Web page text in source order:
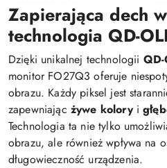
Zapierająca dech
technologia QD-
Dzięki unikalnej technologii
monitor FO27Q3 oferuje
obrazu. Każdy piksel jest
zapewniając żywe koloryi
Technologia ta nie tylko
obrazu, ale również wpływa na
długowieczność urządzenia.